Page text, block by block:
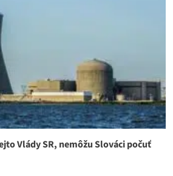
Vlády SR, nemôžu Slováci počuť